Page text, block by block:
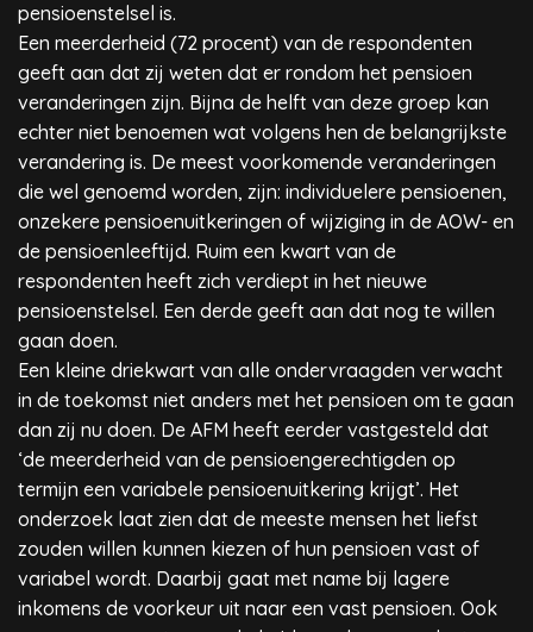
pensioenstelsel is.
Een meerderheid (72 procent) van de respondenten
geeft aan dat zij weten dat er rondom het pensioen
veranderingen zijn. Bijna de helft van deze groep kan
echter niet benoemen wat volgens hen de belangrijkste
verandering is. De meest voorkomende veranderingen
die wel genoemd worden, zijn: individuelere pensioenen,
onzekere pensioenuitkeringen of wijziging in de AOW- en
de pensioenleeftijd. Ruim een kwart van de
respondenten heeft zich verdiept in het nieuwe
pensioenstelsel. Een derde geeft aan dat nog te willen
gaan doen.
Een kleine driekwart van alle ondervraagden verwacht
in de toekomst niet anders met het pensioen om te gaan
dan zij nu doen. De AFM heeft eerder vastgesteld dat
‘de meerderheid van de pensioengerechtigden op
termijn een variabele pensioenuitkering krijgt’. Het
onderzoek laat zien dat de meeste mensen het liefst
zouden willen kunnen kiezen of hun pensioen vast of
variabel wordt. Daarbij gaat met name bij lagere
inkomens de voorkeur uit naar een vast pensioen. Ook